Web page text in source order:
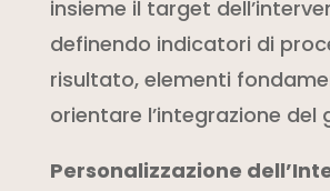
insieme il target
definendo indicatori di
risultato, elementi
orientare l’integrazione del
Personalizzazione